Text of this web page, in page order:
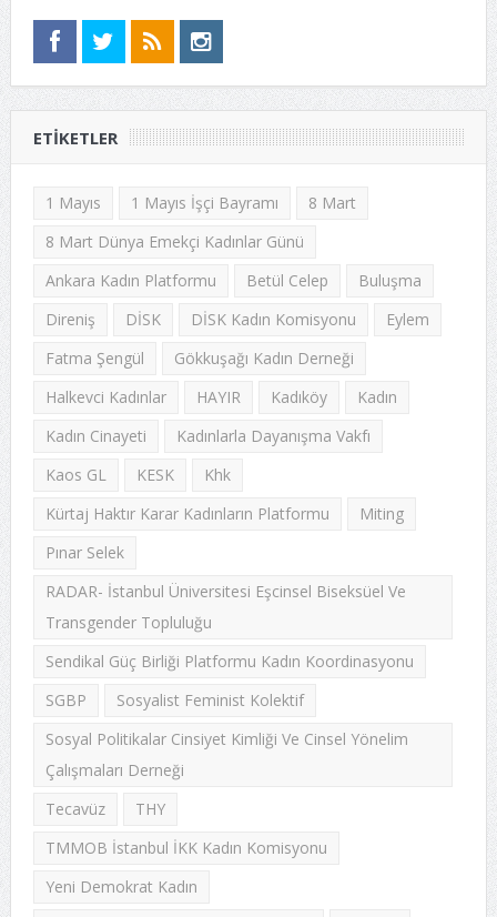
ETIKETLER
1 Mayıs 1 Mayıs İşçi Bayramı
8 Mart
8 Mart Dünya Emekçi Kadınlar Günü
Ankara Kadın Platformu
Betül Celep
Buluşma
Direniş
DİSK DİSK Kadın Komisyonu
Eylem
Fatma Şengül
Gökkuşağı Kadın Derneği
Halkevci Kadınlar
HAYIR Kadıköy
Kadın
Kadın Cinayeti
Kadınlarla Dayanışma Vakfı
Kaos GL
KESK
Khk
Kürtaj Haktır Karar Kadınların Platformu
Miting
Pınar Selek
RADAR- İstanbul Üniversitesi Eşcinsel Biseksüel Ve
Transgender Topluluğu
Sendikal Güç Birliği Platformu Kadın Koordinasyonu
SGBP
Sosyalist Feminist Kolektif
Sosyal Politikalar Cinsiyet Kimliği Ve Cinsel Yönelim
Çalışmaları Derneği
Tecavüz
THY
TMMOB İstanbul İKK Kadın Komisyonu
Yeni Demokrat Kadın